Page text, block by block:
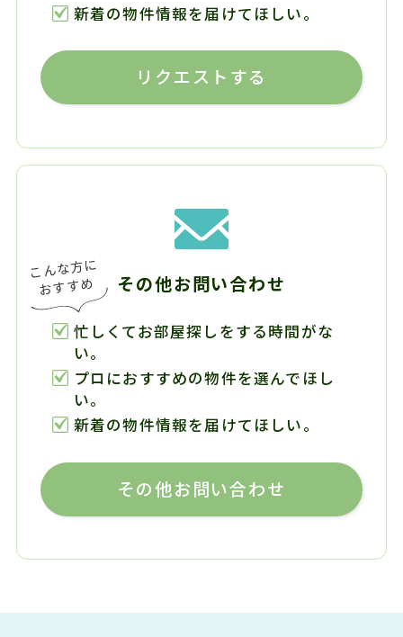
新着の物件情報を届けてほしい。
リクエストする
その他お問い合わせ
忙しくてお部屋探しをする時間がな
い。
プロにおすすめの物件を選んでほし
い。
新着の物件情報を届けてほしい。
その他お問い合わせ